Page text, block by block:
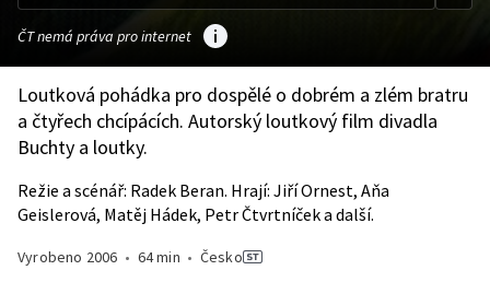
ČT nemá práva pro internet
Loutková pohádka pro dospělé o dobrém a zlém bratru
a čtyřech chcípácích. Autorský loutkový film divadla
Buchty a loutky.
Režie a scénář: Radek Beran. Hrají: Jiří Ornest, Aňa
Geislerová, Matěj Hádek, Petr Čtvrtníček a další.
Vyrobeno 2006 • 64 min • Česko